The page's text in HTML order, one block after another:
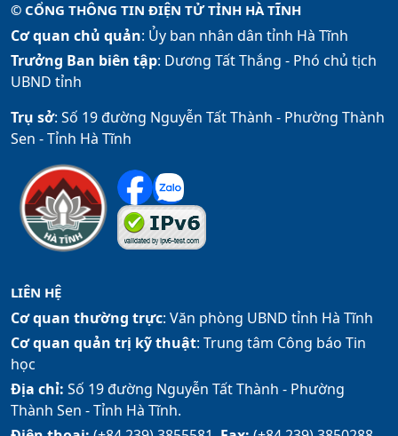
© CỔNG THÔNG TIN ĐIỆN TỬ TỈNH HÀ TĨNH
Cơ quan chủ quản: Ủy ban nhân dân tỉnh Hà Tĩnh
Trưởng Ban biên tập: Dương Tất Thắng - Phó chủ tịch
UBND tỉnh
Trụ sở: Số 19 đường Nguyễn Tất Thành - Phường Thành
Sen - Tỉnh Hà Tĩnh
LIÊN HỆ
Cơ quan thường trực: Văn phòng UBND tỉnh Hà Tĩnh
Cơ quan quản trị kỹ thuật: Trung tâm Công báo Tin
học
Địa chỉ: Số 19 đường Nguyễn Tất Thành - Phường
Thành Sen - Tỉnh Hà Tĩnh.